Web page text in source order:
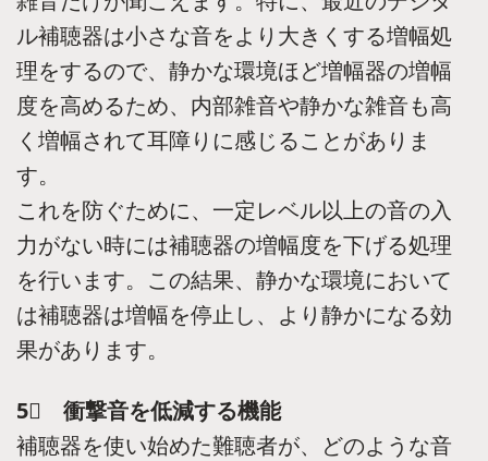
ル補聴器は小さな音をより大きくする増幅処
理をするので、静かな環境ほど増幅器の増幅
度を高めるため、内部雑音や静かな雑音も高
く増幅されて耳障りに感じることがありま
す。
これを防ぐために、一定レベル以上の音の入
力がない時には補聴器の増幅度を下げる処理
を行います。この結果、静かな環境において
は補聴器は増幅を停止し、より静かになる効
果があります。
5⃣ 衝撃音を低減する機能
補聴器を使い始めた難聴者が、どのような音